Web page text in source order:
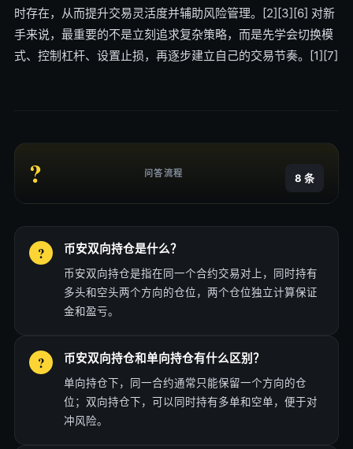
时存在，从而提升交易灵活度并辅助风险管理。[2][3][6] 对新
手来说，最重要的不是立刻追求复杂策略，而是先学会切换模
式、控制杠杆、设置止损，再逐步建立自己的交易节奏。[1][7]
? 问答流程 8 条
币安双向持仓是什么？
币安双向持仓是指在同一个合约交易对上，同时持有
多头和空头两个方向的仓位，两个仓位独立计算保证
金和盈亏。
币安双向持仓和单向持仓有什么区别？
单向持仓下，同一合约通常只能保留一个方向的仓
位；双向持仓下，可以同时持有多单和空单，便于对
冲风险。